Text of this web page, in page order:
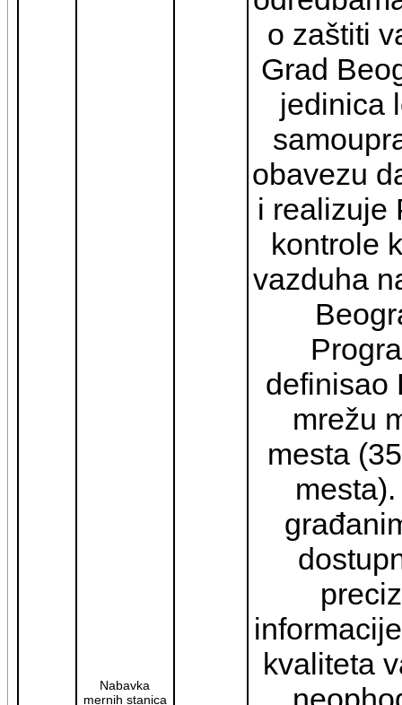
Nabavka
mernih stanica
o zaštiti
Grad
jedinica
obavezu
i realizuje
kontrole
vazduha
definisao
mrežu
mesta
kvaliteta